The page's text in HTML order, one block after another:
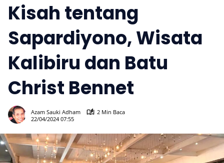
Kisah tentang
Sapardiyono, Wisata
Kalibiru dan Batu
Christ Bennet
Azam Sauki Adham
2 Min Baca
22/04/2024 07:55